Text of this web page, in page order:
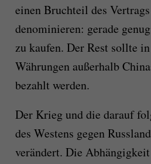
einen Bruchteil des
denominieren: gerade
zu kaufen. Der Rest sollte
Währungen außerhalb
bezahlt werden.
Der Krieg und die darauf
des Westens gegen
verändert. Die